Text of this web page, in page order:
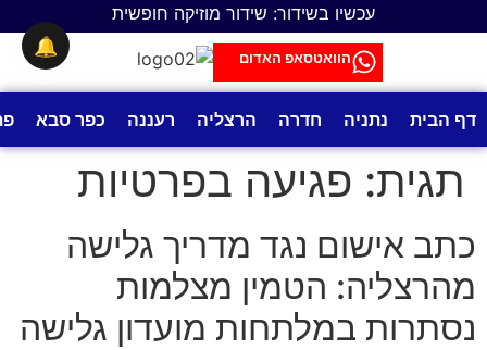
עכשיו בשידור: שידור מוזיקה חופשית
הוואטסאפ האדום
דף הבית נתניה חדרה הרצליה רעננה כפר סבא
תגית: פגיעה בפרטיות
כתב אישום נגד מדריך גלישה
מהרצליה: הטמין מצלמות
נסתרות במלתחות מועדון גלישה
🔔